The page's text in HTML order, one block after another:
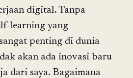
digital. Tanpa
learning yang
penting di dunia
akan ada inovasi baru
dari saya. Bagaimana